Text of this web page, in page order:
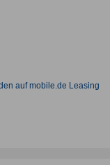
auf mobile.de Leasing